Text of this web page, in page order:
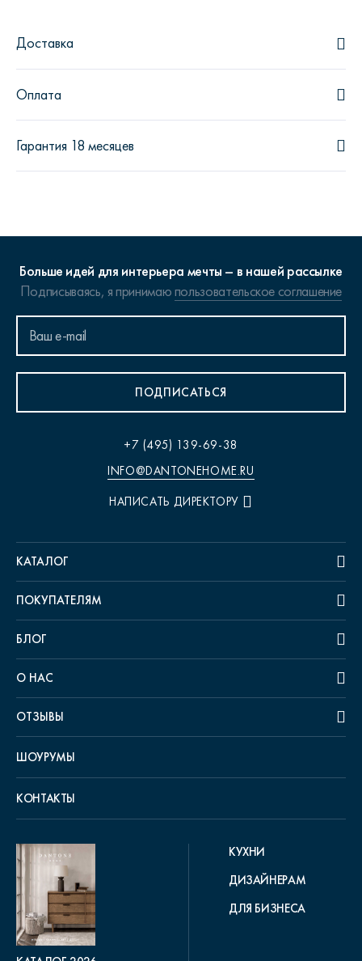
Доставка
Оплата
Гарантия 18 месяцев
Больше идей для интерьера мечты – в нашей рассылке
Подписываясь, я принимаюпользовательское соглашение
ПОДПИСАТЬСЯ
+7 (495) 139-69-38
INFO@DANTONEHOME.RU
НАПИСАТЬ ДИРЕКТОРУ
КАТАЛОГ
ПОКУПАТЕЛЯМ
БЛОГ
О НАС
ОТЗЫВЫ
ШОУРУМЫ
КОНТАКТЫ
КУХНИ
ДИЗАЙНЕРАМ
ДЛЯ БИЗНЕСА